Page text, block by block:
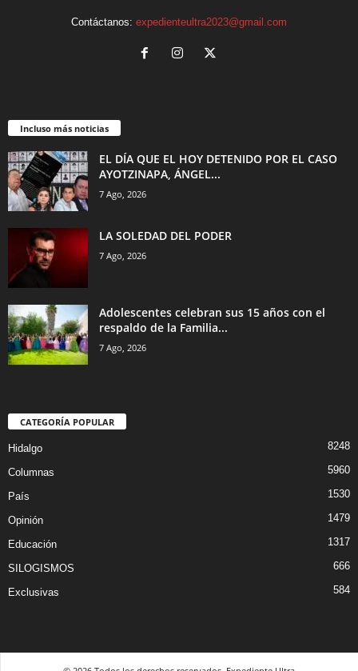
Contáctanos: expedienteultra2023@gmail.com
Incluso más noticias
EL DÍA QUE EL HOY DETENIDO POR EL CASO
AYOTZINAPA, ÁNGEL...
7 Ago, 2026
LA SOLEDAD DEL PODER
7 Ago, 2026
Adolescentes celebran sus 15 años con el
respaldo de la Familia...
7 Ago, 2026
CATEGORÍA POPULAR
Hidalgo 8248
Columnas 5960
País 1530
Opinión 1479
Educación 1317
SILOGISMOS 666
Exclusivas 584